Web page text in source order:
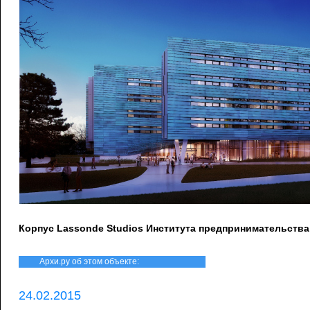
Корпус Lassonde Studios Института
Архи.ру об этом объекте:
24.02.2015